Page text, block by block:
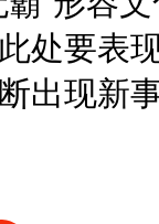
处要表
出现新